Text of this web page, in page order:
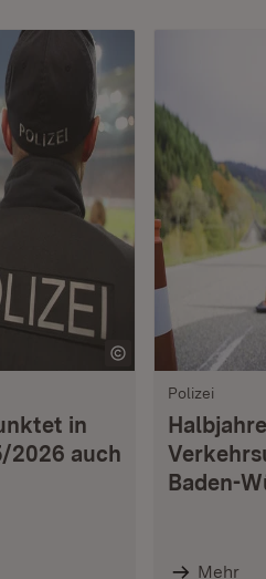
in
2026 auch
Polizei
Baden-
Mehr